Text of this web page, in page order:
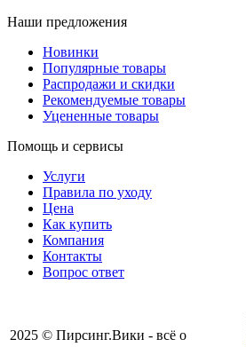
Наши предложения
Новинки
Популярные товары
Распродажи и скидки
Рекомендуемые товары
Уцененные товары
Помощь и сервисы
Услуги
Правила по уходу
Цена
Как купить
Компания
Контакты
Вопрос ответ
2025 © Пирсинг.Вики - всё о